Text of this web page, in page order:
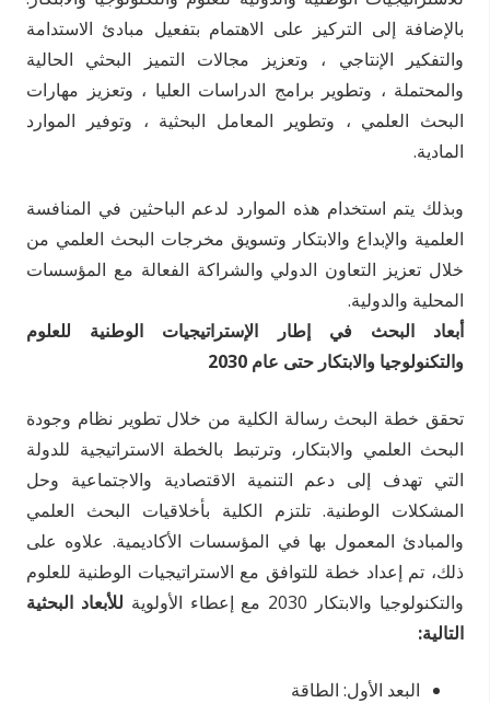
بالإضافة إلى التركيز على الاهتمام بتفعيل مبادئ الاستدامة
والتفكير الإنتاجي ، وتعزيز مجالات التميز البحثي الحالية
والمحتملة ، وتطوير برامج الدراسات العليا ، وتعزيز مهارات
البحث العلمي ، وتطوير المعامل البحثية ، وتوفير الموارد
المادية.
وبذلك يتم استخدام هذه الموارد لدعم الباحثين في المنافسة
العلمية والإبداع والابتكار وتسويق مخرجات البحث العلمي من
خلال تعزيز التعاون الدولي والشراكة الفعالة مع المؤسسات
المحلية والدولية.
أبعاد البحث في إطار الإستراتيجيات الوطنية للعلوم
والتكنولوجيا والابتكار حتى عام 2030
تحقق خطة البحث رسالة الكلية من خلال تطوير نظام وجودة
البحث العلمي والابتكار، وترتبط بالخطة الاستراتيجية للدولة
التي تهدف إلى دعم التنمية الاقتصادية والاجتماعية وحل
المشكلات الوطنية. تلتزم الكلية بأخلاقيات البحث العلمي
والمبادئ المعمول بها في المؤسسات الأكاديمية. علاوه على
ذلك، تم إعداد خطة للتوافق مع الاستراتيجيات الوطنية للعلوم
والتكنولوجيا والابتكار 2030 مع إعطاء الأولوية
للأبعاد البحثية
التالية:
البعد الأول: الطاقة